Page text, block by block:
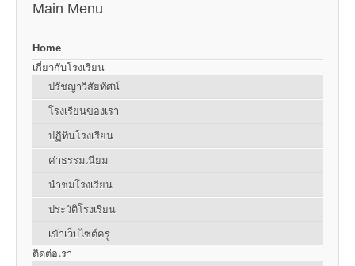
Main Menu
Home
เกี่ยวกับโรงเรียน
ปรัชญาวิสัยทัศน์
โรงเรียนของเรา
ปฏิทินโรงเรียน
ค่าธรรมเนียม
นำชมโรงเรียน
ประวัติโรงเรียน
เข้าเว็บไซต์ครู
ติดต่อเรา